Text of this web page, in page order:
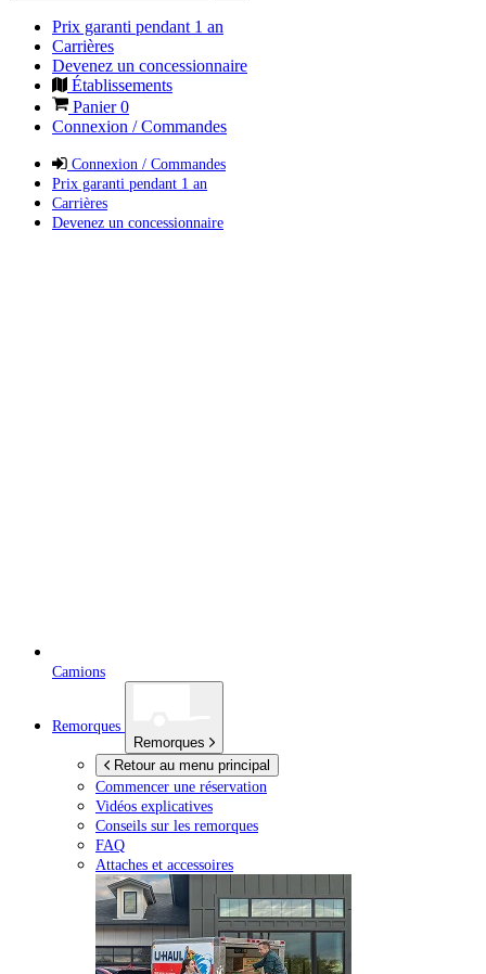
Prix garanti pendant 1 an
Carrières
Devenez un concessionnaire
Établissements
Panier0
Connexion / Commandes
Connexion / Commandes
Prix garanti pendant 1 an
Carrières
Devenez un concessionnaire
Camions
Remorques
Remorques
Retour au menu principal
Commencer une réservation
Vidéos explicatives
Conseils sur les remorques
FAQ
Attaches et accessoires